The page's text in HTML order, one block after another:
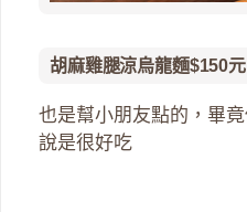
胡麻雞腿涼烏龍麵$150元
也是幫小朋友點的，畢
說是很好吃